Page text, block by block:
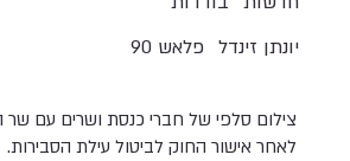
פלאש 90 יונתן זינדל
צילום סלפי של חברי כנסת ושרים עם שר
לאחר אישור החוק לביטול עילת הסבירות.